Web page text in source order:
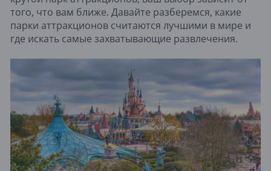
того, что вам ближе. Давайте разберемся, какие
парки аттракционов считаются лучшими в мире и
где искать самые захватывающие развлечения.